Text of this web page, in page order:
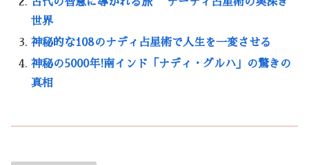
世界
神秘的な108のナディ占星術で人生を一変させる
神秘の5000年!南インド「ナディ・グルハ」の驚きの
真相